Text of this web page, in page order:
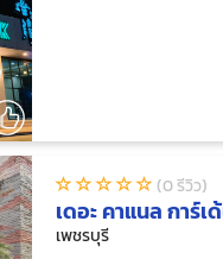
(0 รีวิว)
เดอะ คาแนล การ์เ
เพชรบุรี